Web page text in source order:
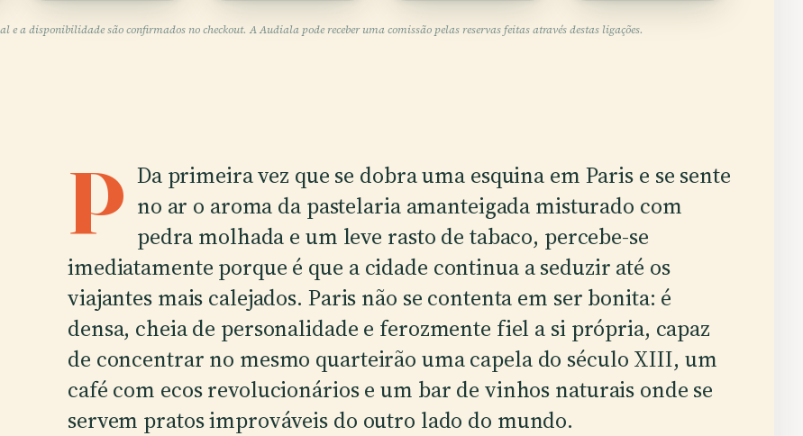
e a disponibilidade são confirmados no checkout. A Audiala pode receber uma comissão pelas reservas feitas através destas ligações.
P Da primeira vez que se dobra uma esquina em Paris e se sente
no ar o aroma da pastelaria amanteigada misturado com
pedra molhada e um leve rasto de tabaco, percebe-se
imediatamente porque é que a cidade continua a seduzir até os
viajantes mais calejados. Paris não se contenta em ser bonita: é
densa, cheia de personalidade e ferozmente fiel a si própria, capaz
de concentrar no mesmo quarteirão uma capela do século XIII, um
café com ecos revolucionários e um bar de vinhos naturais onde se
servem pratos improváveis do outro lado do mundo.